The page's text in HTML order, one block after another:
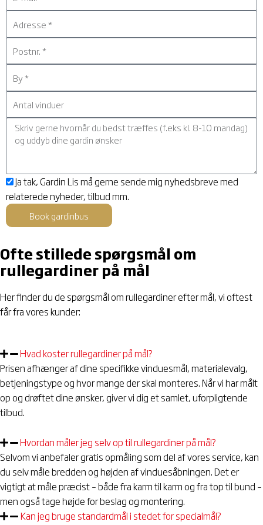
l
f
n
m
ir
s
e
s
n
l
v
i
d
e
r
m
e
n
t
r
E
m
a
i
s
a
t
y
e
Ja tak, Gardin Lis må gerne sende mig nyhedsbreve med
relaterede nyheder, tilbud mm.
Book gardinbus
Ofte stillede spørgsmål om
rullegardiner på mål
Her finder du de spørgsmål om rullegardiner efter mål, vi oftest
får fra vores kunder:
Hvad koster rullegardiner på mål?
Prisen afhænger af dine specifikke vinduesmål, materialevalg,
betjeningstype og hvor mange der skal monteres. Når vi har målt
op og drøftet dine ønsker, giver vi dig et samlet, uforpligtende
tilbud.
Hvordan måler jeg selv op til rullegardiner på mål?
Selvom vi anbefaler gratis opmåling som del af vores service, kan
du selv måle bredden og højden af vinduesåbningen. Det er
vigtigt at måle præcist – både fra karm til karm og fra top til bund –
men også tage højde for beslag og montering.
Kan jeg bruge standardmål i stedet for specialmål?